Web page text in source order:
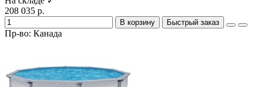
208 035 р.
В корзину Быстрый заказ
Пр-во: Канада